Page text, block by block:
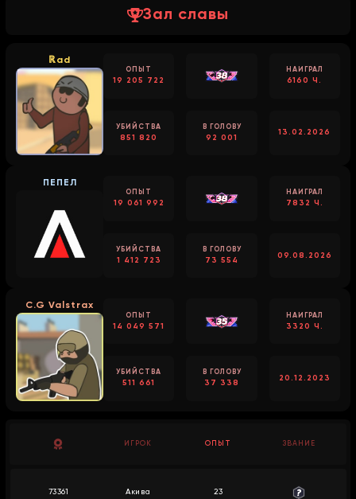
Зал славы
ℝad
ОПЫТ
19 205 722
НАИГРАЛ
6160 Ч.
УБИЙСТВА
851 820
В ГОЛОВУ
92 001
13.02.2026
ПЕПЕЛ
ОПЫТ
19 061 992
НАИГРАЛ
7832 Ч.
УБИЙСТВА
1 412 723
В ГОЛОВУ
73 554
09.08.2026
C.G Valstrax
ОПЫТ
14 049 571
НАИГРАЛ
3320 Ч.
УБИЙСТВА
511 661
В ГОЛОВУ
37 338
20.12.2023
ИГРОК ОПЫТ ЗВАНИЕ
73361 Акива 23